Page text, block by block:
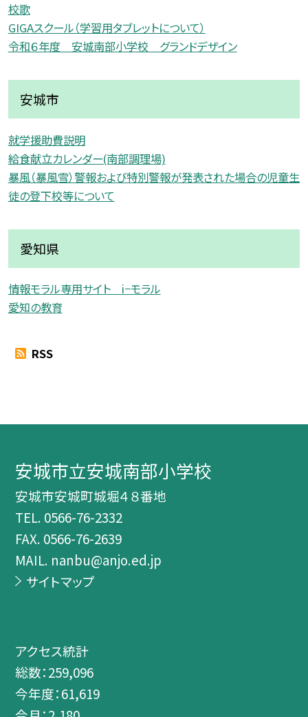
校歌
GIGAスクール（学習用タブレットについて）
令和６年度 安城南部小学校 グランドデザイン
安城市
就学援助費説明
給食献立カレンダー(南部調理場)
暴風（暴風雪）警報および特別警報が発表された場合の児童生
徒の登下校等について
愛知県
情報モラル専用サイト i−モラル
愛知の教育
RSS
安城市立安城南部小学校
安城市安城町城堀４８番地
TEL. 0566-76-2332
FAX. 0566-76-2639
MAIL. nanbu@anjo.ed.jp
サイトマップ
アクセス統計
総数：259,096
今年度：61,619